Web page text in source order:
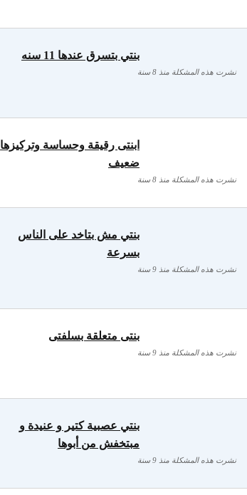
بنتي بتسرق عندها 11 سنه
نشرت هذه المشكلة منذ 8 سنة
ابنتى رقيقة وحساسة وتركيزها
ضعيف
نشرت هذه المشكلة منذ 8 سنة
بنتي مش بتاخد على الناس
بسرعة
نشرت هذه المشكلة منذ 9 سنة
بنتى متعلقة بسلفتى
نشرت هذه المشكلة منذ 9 سنة
بنتي عصبية كتير و عنيدة و
مبتخفش من أبوها
نشرت هذه المشكلة منذ 9 سنة